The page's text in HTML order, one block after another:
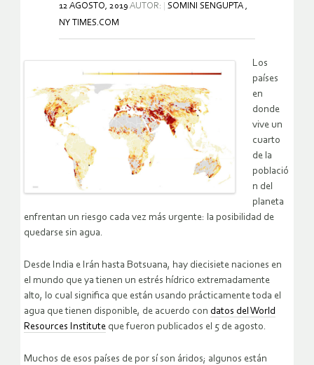
12 AGOSTO, 2019 AUTOR:
SOMINI SENGUPTA ,
NY TIMES.COM
Los
países
en
donde
vive un
cuarto
de la
població
n del
planeta
enfrentan un riesgo cada vez más urgente: la posibilidad de
quedarse sin agua.
Desde India e Irán hasta Botsuana, hay diecisiete naciones en
el mundo que ya tienen un estrés hídrico extremadamente
alto, lo cual significa que están usando prácticamente toda el
agua que tienen disponible, de acuerdo con datos del World
Resources Institute que fueron publicados el 5 de agosto.
Muchos de esos países de por sí son áridos; algunos están